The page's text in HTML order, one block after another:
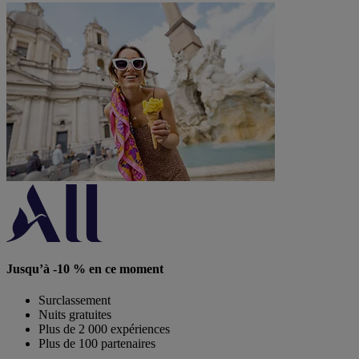
Jusqu’à -10 % en ce moment
Surclassement
Nuits gratuites
Plus de 2 000 expériences
Plus de 100 partenaires